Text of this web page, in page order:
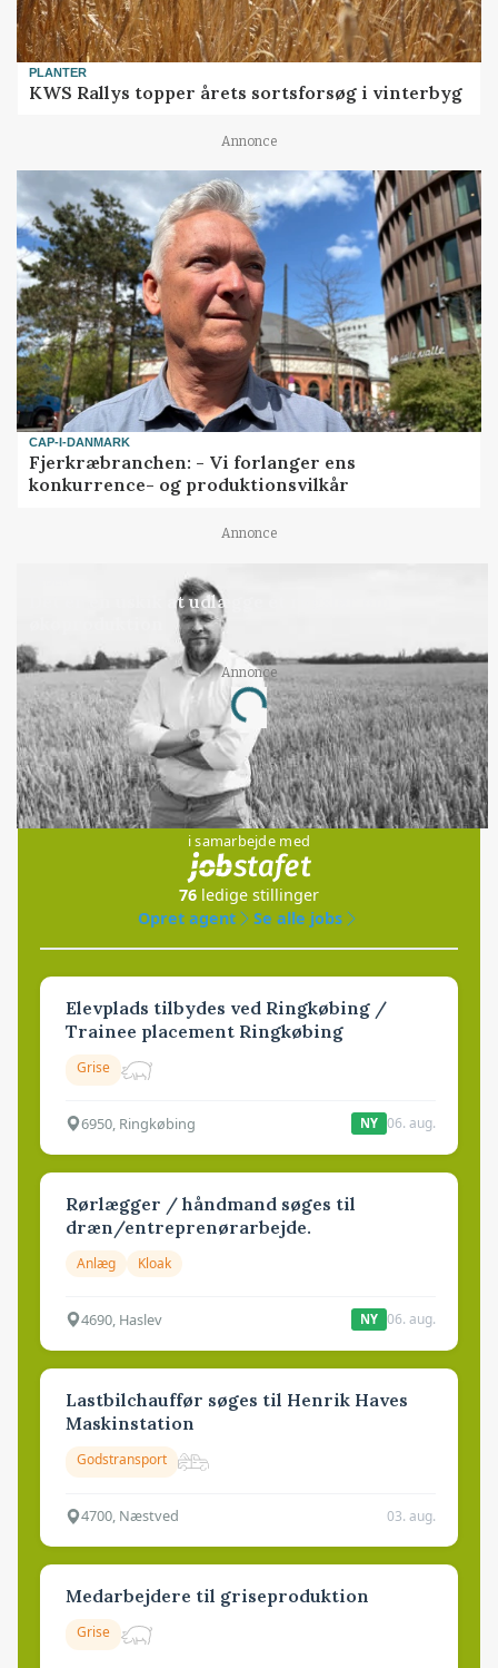
PLANTER
KWS Rallys topper årets sortsforsøg i vinterbyg
Annonce
CAP-I-DANMARK
Fjerkræbranchen: - Vi forlanger ens
konkurrence- og produktionsvilkår
Annonce
Det er en uskik at udlægge et røgslør om
Annonce
Loading...
Jobs
i samarbejde med
76 ledige stillinger
Opret agent
Se alle jobs
Elevplads tilbydes ved Ringkøbing /
Trainee placement Ringkøbing
Grise
6950, Ringkøbing NY 06. aug.
Rørlægger / håndmand søges til
dræn/entreprenørarbejde.
Anlæg Kloak
4690, Haslev NY 06. aug.
Lastbilchauffør søges til Henrik Haves
Maskinstation
Godstransport
4700, Næstved 03. aug.
Medarbejdere til griseproduktion
Grise